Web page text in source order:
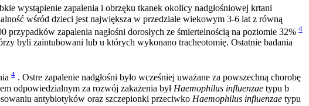
wystąpienie zapalenia i obrzęku tkanek okolicy nadgłośniowej krtani
wśród dzieci jest największa w przedziale wiekowym 3-6 lat z równą
zapalenia nagłośni dorosłych ze śmiertelnością na poziomie 32% 4
byli zaintubowani lub u których wykonano tracheotomię. Ostatnie badania
4 . Ostre zapalenie nadgłośni było wcześniej uważane za powszechną chorobę
odpowiedzialnym za rozwój zakażenia był Haemophilus influenzae typu b
antybiotyków oraz szczepionki przeciwko Haemophilus influenzae typu